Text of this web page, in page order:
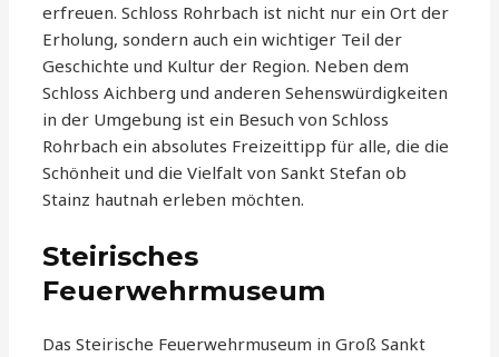
erfreuen. Schloss Rohrbach ist nicht nur ein Ort der
Erholung, sondern auch ein wichtiger Teil der
Geschichte und Kultur der Region. Neben dem
Schloss Aichberg und anderen Sehenswürdigkeiten
in der Umgebung ist ein Besuch von Schloss
Rohrbach ein absolutes Freizeittipp für alle, die die
Schönheit und die Vielfalt von Sankt Stefan ob
Stainz hautnah erleben möchten.
Steirisches
Feuerwehrmuseum
Das Steirische Feuerwehrmuseum in Groß Sankt